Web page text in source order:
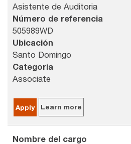
Asistente de Auditoria
Número de referencia
505989WD
Ubicación
Santo Domingo
Categoría
Associate
Apply Learn more
Nombre del cargo